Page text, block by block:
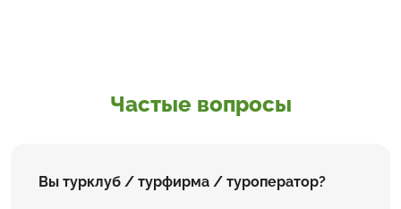
Частые вопросы
Вы турклуб / турфирма / туроператор?